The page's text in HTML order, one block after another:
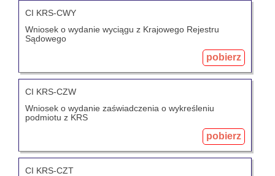
CI KRS-CWY
Wniosek o wydanie wyciągu z Krajowego Rejestru
Sądowego
pobierz
CI KRS-CZW
Wniosek o wydanie zaświadczenia o wykreśleniu
podmiotu z KRS
pobierz
CI KRS-CZT